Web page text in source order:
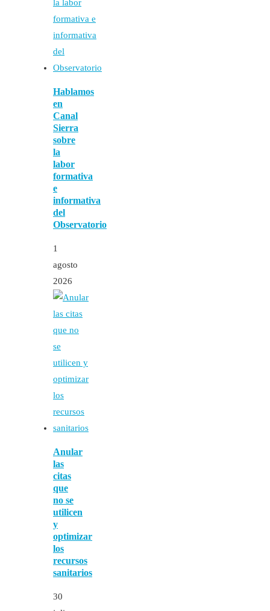
Hablamos
en
Canal
Sierra
sobre
la
labor
formativa
e
informativa
del
Observatorio
1
agosto
2026
Anular
las
citas
que
no se
utilicen
y
optimizar
los
recursos
sanitarios
30